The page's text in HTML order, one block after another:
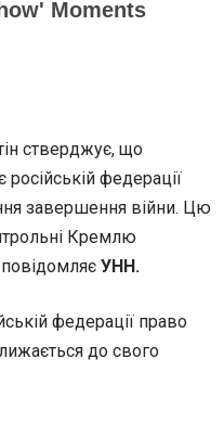
стверджує, що
російській федерації
завершення війни. Цю
Кремлю
УНН.
федерації право
до свого